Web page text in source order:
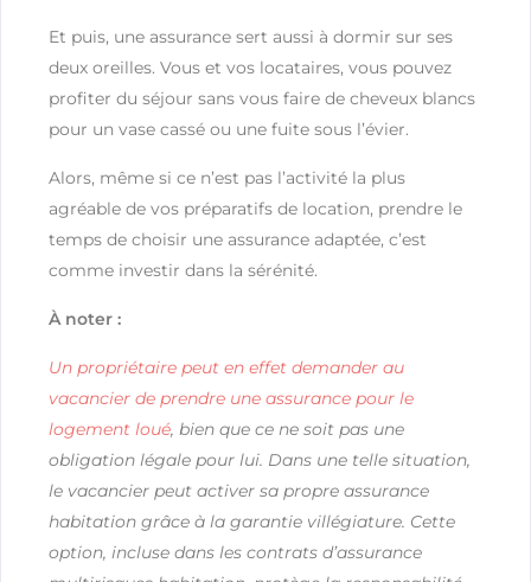
Et puis, une assurance sert aussi à dormir sur ses
deux oreilles. Vous et vos locataires, vous pouvez
profiter du séjour sans vous faire de cheveux blancs
pour un vase cassé ou une fuite sous l’évier.
Alors, même si ce n’est pas l’activité la plus
agréable de vos préparatifs de location, prendre le
temps de choisir une assurance adaptée, c’est
comme investir dans la sérénité.
À noter :
Un propriétaire peut en effet demander au
vacancier de prendre une assurance pour le
logement loué, bien que ce ne soit pas une
obligation légale pour lui. Dans une telle situation,
le vacancier peut activer sa propre assurance
habitation grâce à la garantie villégiature. Cette
option, incluse dans les contrats d’assurance